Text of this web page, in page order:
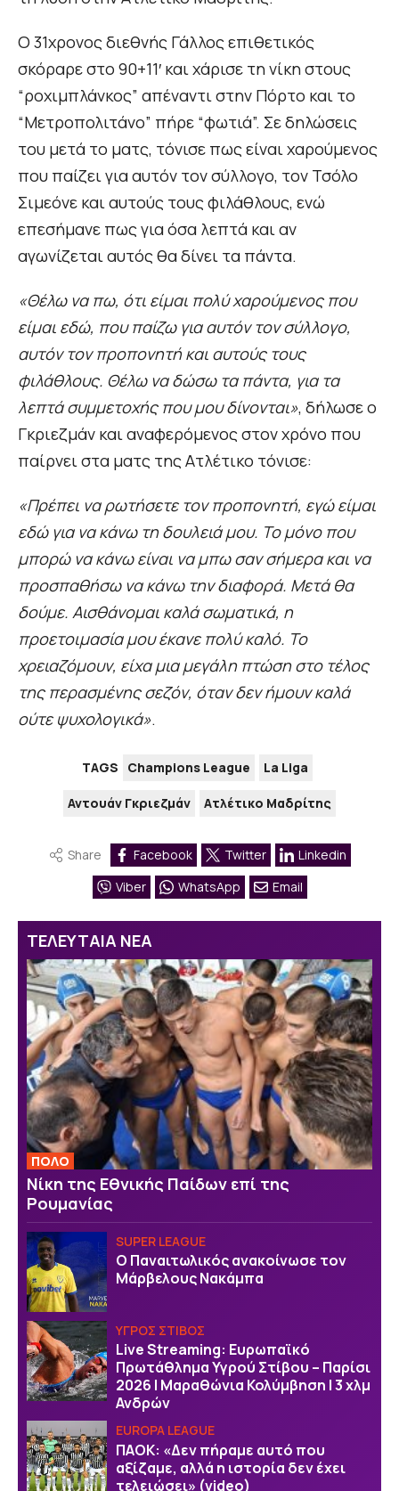
Ο 31χρονος διεθνής Γάλλος επιθετικός
σκόραρε στο 90+11′ και χάρισε τη νίκη στους
“ροχιμπλάνκος” απέναντι στην Πόρτο και το
“Μετροπολιτάνο” πήρε “φωτιά”. Σε δηλώσεις
του μετά το ματς, τόνισε πως είναι χαρούμενος
που παίζει για αυτόν τον σύλλογο, τον Τσόλο
Σιμεόνε και αυτούς τους φιλάθλους, ενώ
επεσήμανε πως για όσα λεπτά και αν
αγωνίζεται αυτός θα δίνει τα πάντα.
«Θέλω να πω, ότι είμαι πολύ χαρούμενος που
είμαι εδώ, που παίζω για αυτόν τον σύλλογο,
αυτόν τον προπονητή και αυτούς τους
φιλάθλους. Θέλω να δώσω τα πάντα, για τα
λεπτά συμμετοχής που μου δίνονται», δήλωσε ο
Γκριεζμάν και αναφερόμενος στον χρόνο που
παίρνει στα ματς της Ατλέτικο τόνισε:
«Πρέπει να ρωτήσετε τον προπονητή, εγώ είμαι
εδώ για να κάνω τη δουλειά μου. Το μόνο που
μπορώ να κάνω είναι να μπω σαν σήμερα και να
προσπαθήσω να κάνω την διαφορά. Μετά θα
δούμε. Αισθάνομαι καλά σωματικά, η
προετοιμασία μου έκανε πολύ καλό. Το
χρειαζόμουν, είχα μια μεγάλη πτώση στο τέλος
της περασμένης σεζόν, όταν δεν ήμουν καλά
ούτε ψυχολογικά».
TAGS Champions League La Liga
Αντουάν Γκριεζμάν Ατλέτικο Μαδρίτης
Share Facebook Twitter
Linkedin
Viber
WhatsApp Email
ΤΕΛΕΥΤΑΙΑ ΝΕΑ
ΠΟΛΟ
Νίκη της Εθνικής Παίδων επί της
Ρουμανίας
SUPER LEAGUE
Ο Παναιτωλικός ανακοίνωσε τον
Μάρβελους Νακάμπα
ΥΓΡΟΣ ΣΤΙΒΟΣ
Live Streaming: Ευρωπαϊκό
Πρωτάθλημα Υγρού Στίβου – Παρίσι
2026 | Μαραθώνια Κολύμβηση | 3 χλμ
Ανδρών
EUROPA LEAGUE
ΠΑΟΚ: «Δεν πήραμε αυτό που
αξίζαμε, αλλά η ιστορία δεν έχει
τελειώσει» (video)